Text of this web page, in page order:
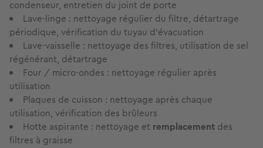
condenseur, entretien du joint de porte
Lave-linge : nettoyage régulier du filtre, détartrage
périodique, vérification du tuyau d'évacuation
Lave-vaisselle : nettoyage des filtres, utilisation de sel
régénérant, détartrage
Four / micro-ondes : nettoyage régulier après
utilisation
Plaques de cuisson : nettoyage après chaque
utilisation, vérification des brûleurs
Hotte aspirante : nettoyage et remplacement des
filtres à graisse